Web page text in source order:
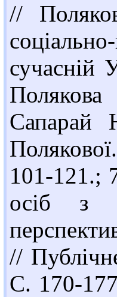
//
сучасній
101-121.;
осіб з
//
С. 170-